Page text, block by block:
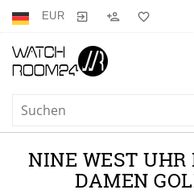
EUR
NINE WEST UHR
DAMEN